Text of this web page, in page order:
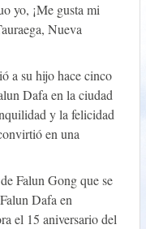
yo, ¡Me gusta mi
Nueva
a su hijo hace cinco
Dafa en la ciudad
y la felicidad
en una
Falun Gong que se
Dafa en
el 15 aniversario del